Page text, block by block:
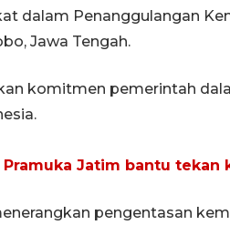
dalam Penanggulangan
Jawa Tengah.
komitmen pemerintah
Pramuka Jatim bantu tekan
pengentasan